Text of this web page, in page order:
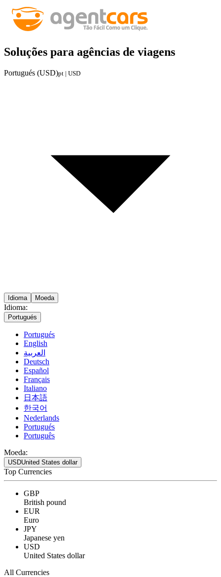
Soluções para agências de viagens
Portugués (USD)pt | USD
Idioma Moeda
Idioma:
Portugués
Portugués
English
العربية
Deutsch
Español
Français
Italiano
日本語
한국어
Nederlands
Portugués
Português
Moeda:
USDUnited States dollar
Top Currencies
GBP
British pound
EUR
Euro
JPY
Japanese yen
USD
United States dollar
All Currencies